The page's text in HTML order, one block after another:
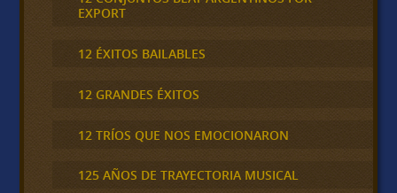
EXPORT
12 ÉXITOS BAILABLES
12 GRANDES ÉXITOS
12 TRÍOS QUE NOS EMOCIONARON
125 AÑOS DE TRAYECTORIA MUSICAL